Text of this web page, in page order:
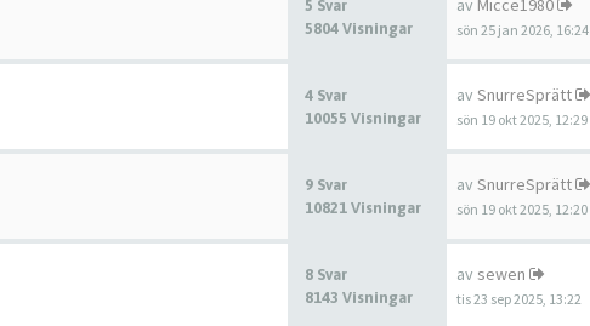
5 Svar
5804 Visningar
av Micce1980
sön 25 jan 2026, 16:24
4 Svar
10055 Visningar
av SnurreSprätt
sön 19 okt 2025, 12:29
9 Svar
10821 Visningar
av SnurreSprätt
sön 19 okt 2025, 12:20
8 Svar
8143 Visningar
av sewen
tis 23 sep 2025, 13:22